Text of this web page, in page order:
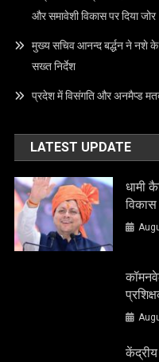
और समावेशी विकास पर दिया जोर
मुख्य सचिव आनन्द बर्द्धन ने नशे
सख्त निर्देश
प्रदेश में विसंगति और अनमैप्ड
LATEST UPDATE
धामी
विकास